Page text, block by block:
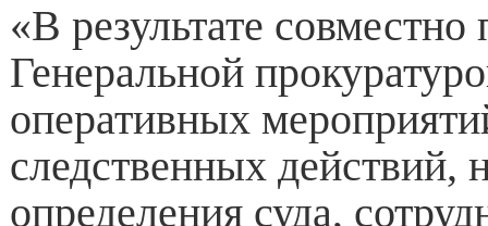
«В результате
Генеральной
оперативных
следственных действий,
определения суда,